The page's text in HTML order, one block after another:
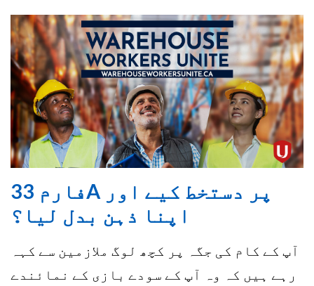
فارم 33A پر دستخط کیے اور
اپنا ذہن بدل لیا؟
آپ کے کام کی جگہ پر کچھ لوگ ملازمین سے کہہ
رہے ہیں کہ وہ آپ کے سودے بازی کے نمائندے